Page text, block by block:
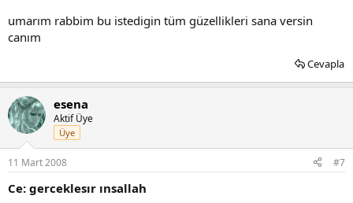
umarım rabbim bu istedigin tüm güzellikleri sana versin
canım
Cevapla
esena
Aktif Üye
Üye
11 Mart 2008 #7
Ce: gerceklesır ınsallah